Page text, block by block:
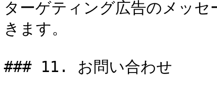
ターゲティング広告のメッ
きます。
### 11. お問い合わせ